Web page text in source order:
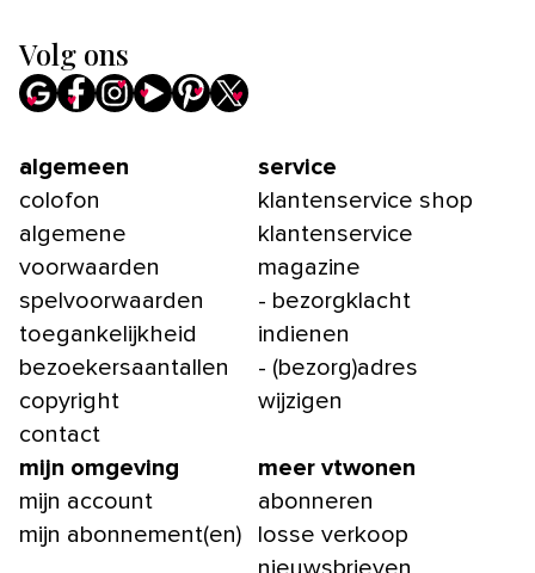
Volg ons
algemeen
colofon
algemene
voorwaarden
spelvoorwaarden
toegankelijkheid
bezoekersaantallen
copyright
contact
service
klantenservice shop
klantenservice
magazine
- bezorgklacht
indienen
- (bezorg)adres
wijzigen
mijn omgeving
mijn account
mijn abonnement(en)
meer vtwonen
abonneren
losse verkoop
nieuwsbrieven